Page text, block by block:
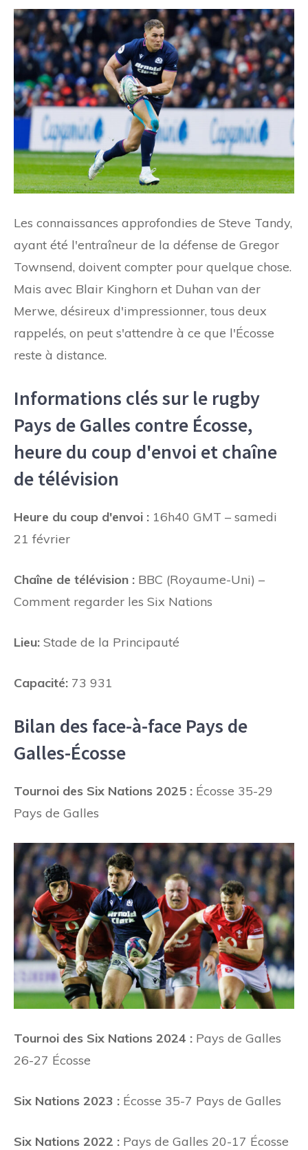
Les connaissances approfondies de Steve Tandy,
ayant été l'entraîneur de la défense de Gregor
Townsend, doivent compter pour quelque chose.
Mais avec Blair Kinghorn et Duhan van der
Merwe, désireux d'impressionner, tous deux
rappelés, on peut s'attendre à ce que l'Écosse
reste à distance.
Informations clés sur le rugby
Pays de Galles contre Écosse,
heure du coup d'envoi et chaîne
de télévision
Heure du coup d'envoi : 16h40 GMT – samedi
21 février
Chaîne de télévision : BBC (Royaume-Uni) –
Comment regarder les Six Nations
Lieu: Stade de la Principauté
Capacité: 73 931
Bilan des face-à-face Pays de
Galles-Écosse
Tournoi des Six Nations 2025 : Écosse 35-29
Pays de Galles
Tournoi des Six Nations 2024 : Pays de Galles
26-27 Écosse
Six Nations 2023 : Écosse 35-7 Pays de Galles
Six Nations 2022 : Pays de Galles 20-17 Écosse